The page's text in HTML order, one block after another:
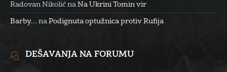
Radovan Nikolić na Na Ukrini Tomin vir
Barby... na Podignuta optužnica protiv Rufija
DEŠAVANJA NA FORUMU